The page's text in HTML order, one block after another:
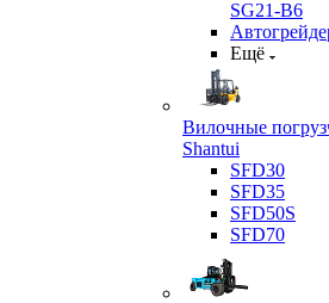
SG21-B6
Ещё
Вилочные
Shantui
SFD30
SFD35
SFD50S
SFD70